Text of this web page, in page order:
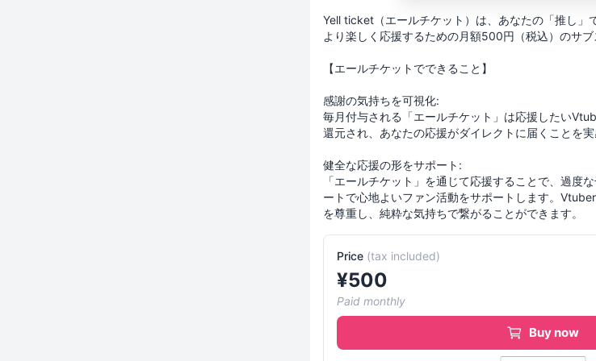
Yell ticket（エールチケット）は、あなたの「推し」
より楽しく応援するための月額500円（税込）のサブ
【エールチケットでできること】
感謝の気持ちを可視化:
毎月付与される「エールチケット」は応援したい
還元され、あなたの応援がダイレクトに届くことを実
健全な応援の形をサポート:
「エールチケット」を通じて応援することで、過度
ートで心地よいファン活動をサポートします。
を尊重し、純粋な気持ちで繋がることができます。
Price (tax included)
¥500
Paid monthly
Buy now